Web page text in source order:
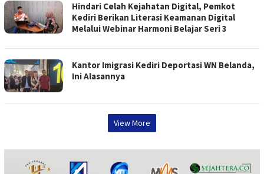
Hindari Celah Kejahatan Digital, Pemkot
Kediri Berikan Literasi Keamanan Digital
Melalui Webinar Harmoni Belajar Seri 3
Kantor Imigrasi Kediri Deportasi WN Belanda,
Ini Alasannya
View More